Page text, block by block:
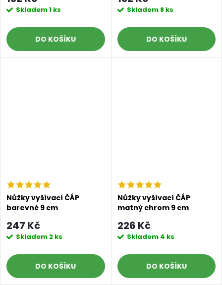
Skladem1 ks
DO KOŠÍKU
Skladem 8 ks
DO KOŠÍKU
Nůžky vyšívací ČÁP
barevné 9 cm
247 Kč
Skladem 2 ks
DO KOŠÍKU
Nůžky vyšívací ČÁP
matný chrom 9 cm
226 Kč
Skladem 4 ks
DO KOŠÍKU
Doprava a platby Prodejna